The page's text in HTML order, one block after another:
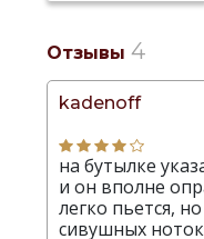
Отзывы 4
kadenoff
на бутылке
и он вполне
легко пьется,
сивушных